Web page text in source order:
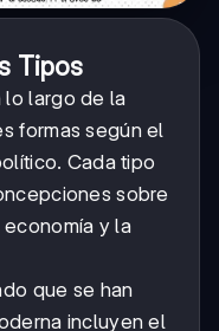
Tipos
lo largo de la
formas según el
Cada tipo
sobre
y la
que se han
incluyen el